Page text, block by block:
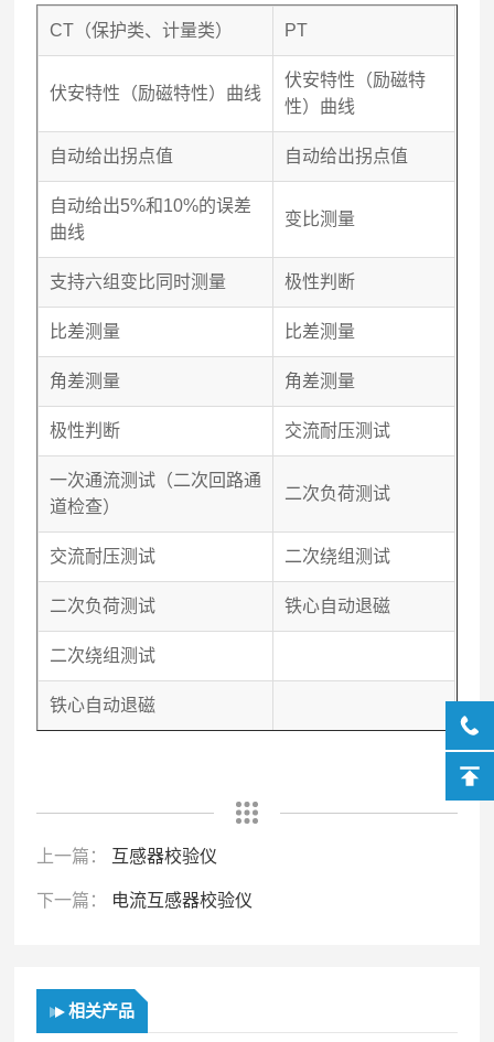
CT（保护类、计量类） PT
伏安特性（励磁特性）曲线
伏安特性（励磁特
性）曲线
自动给出拐点值 自动给出拐点值
自动给出5%和10%的误差
曲线
变比测量
支持六组变比同时测量 极性判断
比差测量 比差测量
角差测量 角差测量
极性判断 交流耐压测试
一次通流测试（二次回路通
道检查）
二次负荷测试
交流耐压测试 二次绕组测试
二次负荷测试 铁心自动退磁
二次绕组测试
铁心自动退磁
上一篇： 互感器校验仪
下一篇： 电流互感器校验仪
相关产品